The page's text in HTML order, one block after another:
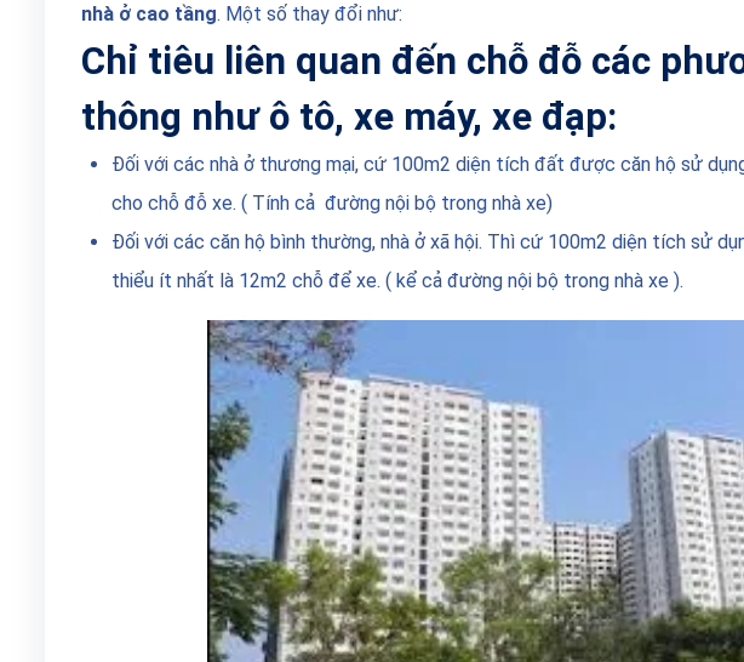
nhà ở cao tầng. Một số thay đổi như:
Chỉ tiêu liên quan đến chỗ đỗ các
thông như ô tô, xe máy, xe đạp:
Đối với các nhà ở thương mại, cứ 100m2 diện tích đất được căn hộ sử
cho chỗ đỗ xe. ( Tính cả đường nội bộ trong nhà xe)
Đối với các căn hộ bình thường, nhà ở xã hội. Thì cứ 100m2 diện tích sử
thiểu ít nhất là 12m2 chỗ để xe. ( kể cả đường nội bộ trong nhà xe ).